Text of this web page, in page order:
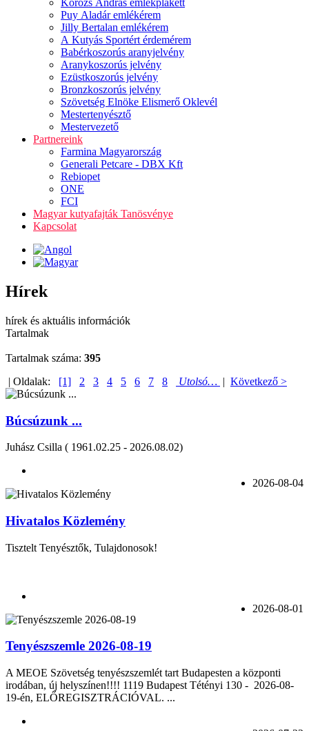
Korózs András emlékplakett
Puy Aladár emlékérem
Jilly Bertalan emlékérem
A Kutyás Sportért érdemérem
Babérkoszorús aranyjelvény
Aranykoszorús jelvény
Ezüstkoszorús jelvény
Bronzkoszorús jelvény
Szövetség Elnöke Elismerő Oklevél
Mestertenyésztő
Mestervezető
Partnereink
Farmina Magyarország
Generali Petcare - DBX Kft
Rebiopet
ONE
FCI
Magyar kutyafajták Tanösvénye
Kapcsolat
Hírek
hírek és aktuális információk
Tartalmak
Tartalmak száma: 395
| Oldalak: [1] 2 3 4 5 6 7 8 Utolsó… | Következő >
Búcsúzunk ...
Juhász Csilla ( 1961.02.25 - 2026.08.02)
2026-08-04
Hivatalos Közlemény
Tisztelt Tenyésztők, Tulajdonosok!
2026-08-01
Tenyészszemle 2026-08-19
A MEOE Szövetség tenyészszemlét tart Budapesten a központi
irodában, új helyszínen!!!! 1119 Budapest Tétényi 130 - 2026-08-
19-én, ELŐREGISZTRÁCIÓVAL. ...